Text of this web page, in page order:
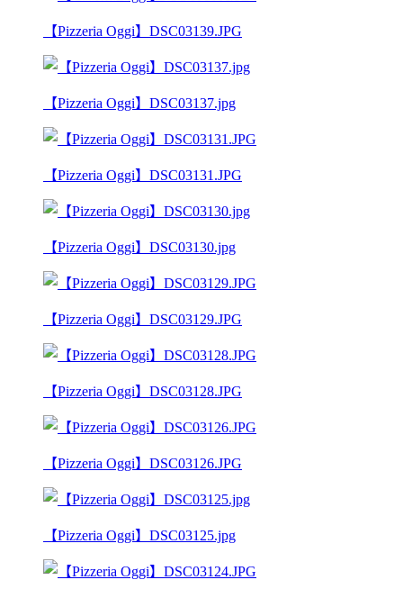
【Pizzeria Oggi】DSC03139.JPG
【Pizzeria Oggi】DSC03137.jpg
【Pizzeria Oggi】DSC03131.JPG
【Pizzeria Oggi】DSC03130.jpg
【Pizzeria Oggi】DSC03129.JPG
【Pizzeria Oggi】DSC03128.JPG
【Pizzeria Oggi】DSC03126.JPG
【Pizzeria Oggi】DSC03125.jpg